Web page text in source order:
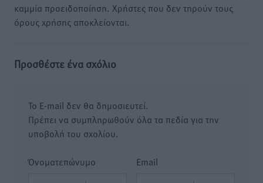
καμμία προειδοποίηση. Χρήστες που δεν τηρούν τους
όρους χρήσης αποκλείονται.
Προσθέστε ένα σχόλιο
Το E-mail δεν θα δημοσιευτεί.
Πρέπει να συμπληρωθούν όλα τα πεδία για την
υποβολή του σχολίου.
Όνοματεπώνυμο Email